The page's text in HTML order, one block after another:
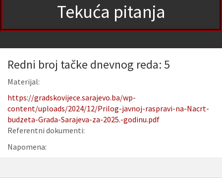
Tekuća pitanja
Redni broj tačke dnevnog reda: 5
Materijal:
https://gradskovijece.sarajevo.ba/wp-
content/uploads/2024/12/Prilog-javnoj-raspravi-na-Nacrt-
budzeta-Grada-Sarajeva-za-2025.-godinu.pdf
Referentni dokumenti:
Napomena: